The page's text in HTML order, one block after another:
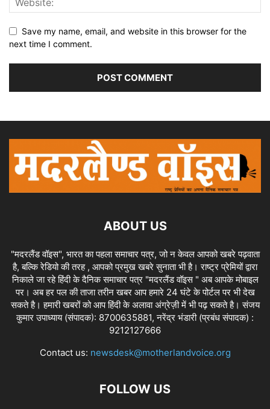
Save my name, email, and website in this browser for the
next time I comment.
ABOUT US
"मदरलैंड वॉइस", भारत का पहला समाचार पत्र, जो न केवल आपको खबरे पढ़वाता
है, बल्कि रेडियो की तरह , आपको प्रमुख खबरे सुनाता भी है। राष्ट्र प्रेमियों द्वारा
निकाले जा रहे हिंदी के दैनिक समाचार पत्र "मदरलैंड वॉइस " अब आपके मोबाइल
पर। अब हर पल की ताजा तरीन खबर आप हमारे 24 घंटे के पोर्टल पर भी देख
सकते है। हमारी खबरों को आप हिंदी के अलावा अंग्रेज़ी में भी पढ़ सकते है। संजय
कुमार उपाध्याय (संपादक): 8700635881, नरेंद्र भंडारी (प्रबंध संपादक) :
9212127666
Contact us: newsdesk@motherlandvoice.org
FOLLOW US